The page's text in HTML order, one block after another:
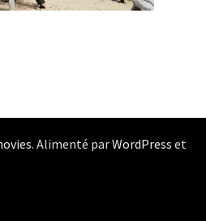
. Alimenté parWordPress et